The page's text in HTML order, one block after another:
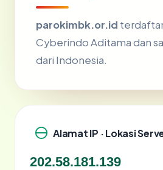
parokimbk.or.id
Cyberindo Aditama dan
dari Indonesia.
Alamat IP · Lokasi
202.58.181.139